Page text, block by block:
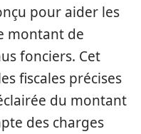
pour aider les
montant de
fonciers. Cet
fiscales précises
du montant
des charges